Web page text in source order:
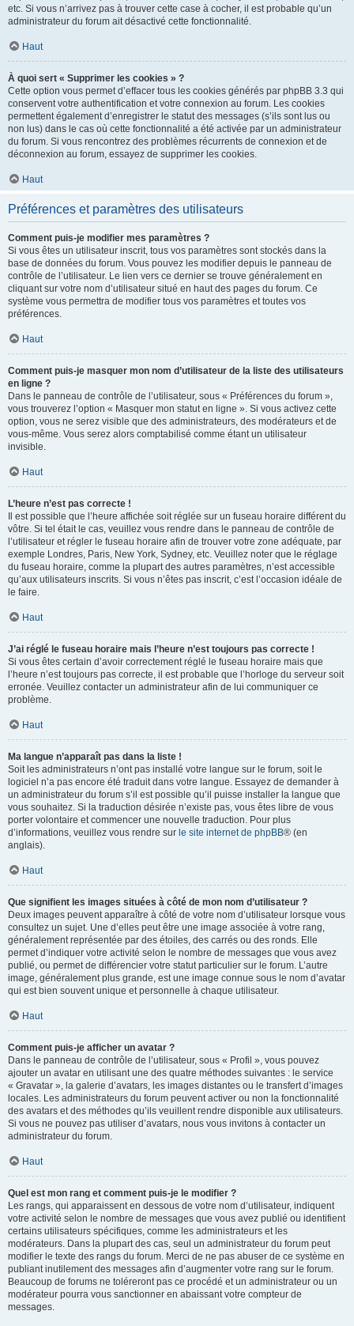
etc. Si vous n’arrivez pas à trouver cette case à cocher, il est probable qu’un
administrateur du forum ait désactivé cette fonctionnalité.
Haut
À quoi sert « Supprimer les cookies » ?
Cette option vous permet d’effacer tous les cookies générés par phpBB 3.3 qui
conservent votre authentification et votre connexion au forum. Les cookies
permettent également d’enregistrer le statut des messages (s’ils sont lus ou
non lus) dans le cas où cette fonctionnalité a été activée par un administrateur
du forum. Si vous rencontrez des problèmes récurrents de connexion et de
déconnexion au forum, essayez de supprimer les cookies.
Haut
Préférences et paramètres des utilisateurs
Comment puis-je modifier mes paramètres ?
Si vous êtes un utilisateur inscrit, tous vos paramètres sont stockés dans la
base de données du forum. Vous pouvez les modifier depuis le panneau de
contrôle de l’utilisateur. Le lien vers ce dernier se trouve généralement en
cliquant sur votre nom d’utilisateur situé en haut des pages du forum. Ce
système vous permettra de modifier tous vos paramètres et toutes vos
préférences.
Haut
Comment puis-je masquer mon nom d’utilisateur de la liste des utilisateurs
en ligne ?
Dans le panneau de contrôle de l’utilisateur, sous « Préférences du forum »,
vous trouverez l’option « Masquer mon statut en ligne ». Si vous activez cette
option, vous ne serez visible que des administrateurs, des modérateurs et de
vous-même. Vous serez alors comptabilisé comme étant un utilisateur
invisible.
Haut
L’heure n’est pas correcte !
Il est possible que l’heure affichée soit réglée sur un fuseau horaire différent du
vôtre. Si tel était le cas, veuillez vous rendre dans le panneau de contrôle de
l’utilisateur et régler le fuseau horaire afin de trouver votre zone adéquate, par
exemple Londres, Paris, New York, Sydney, etc. Veuillez noter que le réglage
du fuseau horaire, comme la plupart des autres paramètres, n’est accessible
qu’aux utilisateurs inscrits. Si vous n’êtes pas inscrit, c’est l’occasion idéale de
le faire.
Haut
J’ai réglé le fuseau horaire mais l’heure n’est toujours pas correcte !
Si vous êtes certain d’avoir correctement réglé le fuseau horaire mais que
l’heure n’est toujours pas correcte, il est probable que l’horloge du serveur soit
erronée. Veuillez contacter un administrateur afin de lui communiquer ce
problème.
Haut
Ma langue n’apparaît pas dans la liste !
Soit les administrateurs n’ont pas installé votre langue sur le forum, soit le
logiciel n’a pas encore été traduit dans votre langue. Essayez de demander à
un administrateur du forum s’il est possible qu’il puisse installer la langue que
vous souhaitez. Si la traduction désirée n’existe pas, vous êtes libre de vous
porter volontaire et commencer une nouvelle traduction. Pour plus
d’informations, veuillez vous rendre sur le site internet de phpBB® (en
anglais).
Haut
Que signifient les images situées à côté de mon nom d’utilisateur ?
Deux images peuvent apparaître à côté de votre nom d’utilisateur lorsque vous
consultez un sujet. Une d’elles peut être une image associée à votre rang,
généralement représentée par des étoiles, des carrés ou des ronds. Elle
permet d’indiquer votre activité selon le nombre de messages que vous avez
publié, ou permet de différencier votre statut particulier sur le forum. L’autre
image, généralement plus grande, est une image connue sous le nom d’avatar
qui est bien souvent unique et personnelle à chaque utilisateur.
Haut
Comment puis-je afficher un avatar ?
Dans le panneau de contrôle de l’utilisateur, sous « Profil », vous pouvez
ajouter un avatar en utilisant une des quatre méthodes suivantes : le service
« Gravatar », la galerie d’avatars, les images distantes ou le transfert d’images
locales. Les administrateurs du forum peuvent activer ou non la fonctionnalité
des avatars et des méthodes qu’ils veuillent rendre disponible aux utilisateurs.
Si vous ne pouvez pas utiliser d’avatars, nous vous invitons à contacter un
administrateur du forum.
Haut
Quel est mon rang et comment puis-je le modifier ?
Les rangs, qui apparaissent en dessous de votre nom d’utilisateur, indiquent
votre activité selon le nombre de messages que vous avez publié ou identifient
certains utilisateurs spécifiques, comme les administrateurs et les
modérateurs. Dans la plupart des cas, seul un administrateur du forum peut
modifier le texte des rangs du forum. Merci de ne pas abuser de ce système en
publiant inutilement des messages afin d’augmenter votre rang sur le forum.
Beaucoup de forums ne toléreront pas ce procédé et un administrateur ou un
modérateur pourra vous sanctionner en abaissant votre compteur de
messages.